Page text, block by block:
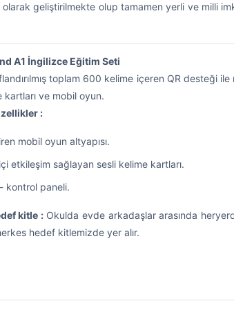
geliştirilmekte olup tamamen yerli ve milli
A1 İngilizce Eğitim Seti
toplam 600 kelime içeren QR desteği
ve mobil oyun.
:
mobil oyun altyapısı.
etkileşim sağlayan sesli kelime kartları.
kontrol paneli.
kitle : Okulda evde arkadaşlar arasında
hedef kitlemizde yer alır.